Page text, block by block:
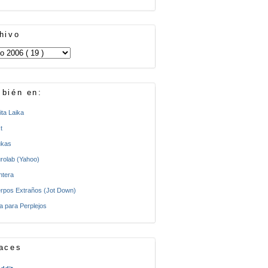
en:
Laika
(Yahoo)
Extraños (Jot Down)
para Perplejos